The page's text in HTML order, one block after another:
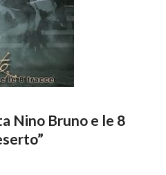
Nino Bruno e le 8